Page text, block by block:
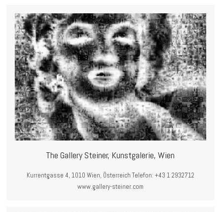
The Gallery Steiner, Kunstgalerie, Wien
Kurrentgasse 4, 1010 Wien, Österreich Telefon: +43 1 2932712
www.gallery-steiner.com